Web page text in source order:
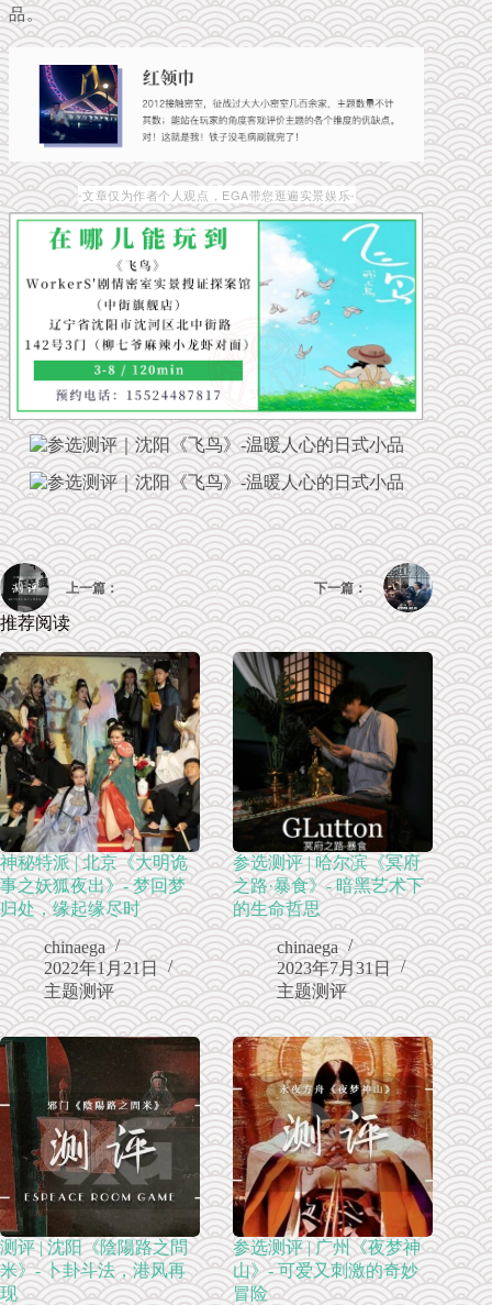
品。
-文章仅为作者个人观点，EGA带您逛遍实景娱乐-
上一篇： 下一篇：
推荐阅读
神秘特派 | 北京《大明诡
事之妖狐夜出》- 梦回梦
归处，缘起缘尽时
chinaega
2022年1月21日
主题测评
参选测评 | 哈尔滨《冥府
之路·暴食》- 暗黑艺术下
的生命哲思
chinaega
2023年7月31日
主题测评
测评 | 沈阳《陰陽路之問
米》- 卜卦斗法，港风再
现
参选测评 | 广州《夜梦神
山》- 可爱又刺激的奇妙
冒险